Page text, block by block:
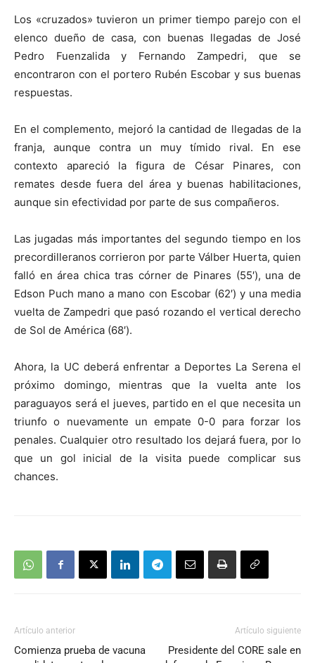
Los «cruzados» tuvieron un primer tiempo parejo con el
elenco dueño de casa, con buenas llegadas de José
Pedro Fuenzalida y Fernando Zampedri, que se
encontraron con el portero Rubén Escobar y sus buenas
respuestas.
En el complemento, mejoró la cantidad de llegadas de la
franja, aunque contra un muy tímido rival. En ese
contexto apareció la figura de César Pinares, con
remates desde fuera del área y buenas habilitaciones,
aunque sin efectividad por parte de sus compañeros.
Las jugadas más importantes del segundo tiempo en los
precordilleranos corrieron por parte Válber Huerta, quien
falló en área chica tras córner de Pinares (55′), una de
Edson Puch mano a mano con Escobar (62′) y una media
vuelta de Zampedri que pasó rozando el vertical derecho
de Sol de América (68′).
Ahora, la UC deberá enfrentar a Deportes La Serena el
próximo domingo, mientras que la vuelta ante los
paraguayos será el jueves, partido en el que necesita un
triunfo o nuevamente un empate 0-0 para forzar los
penales. Cualquier otro resultado los dejará fuera, por lo
que un gol inicial de la visita puede complicar sus
chances.
Artículo anterior
Comienza prueba de vacuna
Artículo siguiente
Presidente del CORE sale en